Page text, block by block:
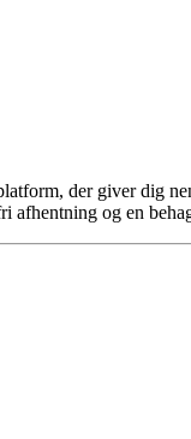
der giver dig
afhentning og en